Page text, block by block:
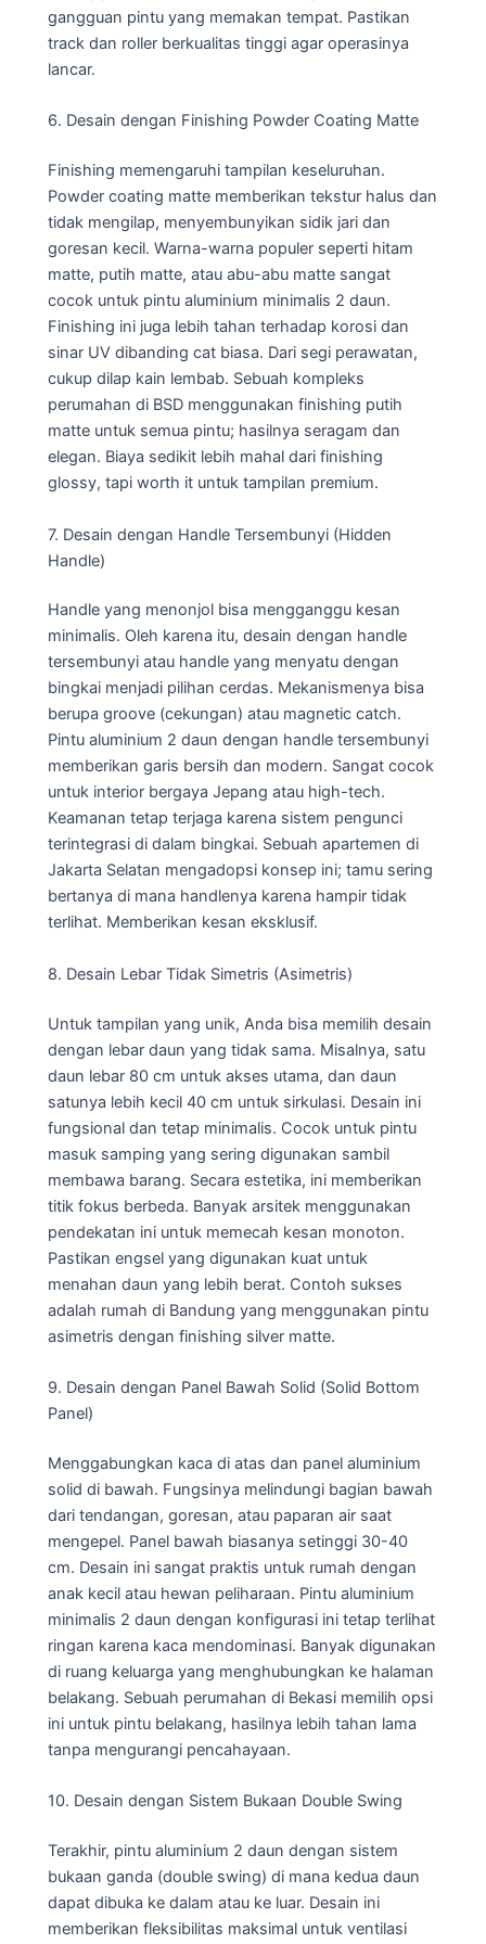
gangguan pintu yang memakan tempat. Pastikan
track dan roller berkualitas tinggi agar operasinya
lancar.
6. Desain dengan Finishing Powder Coating Matte
Finishing memengaruhi tampilan keseluruhan.
Powder coating matte memberikan tekstur halus dan
tidak mengilap, menyembunyikan sidik jari dan
goresan kecil. Warna-warna populer seperti hitam
matte, putih matte, atau abu-abu matte sangat
cocok untuk pintu aluminium minimalis 2 daun.
Finishing ini juga lebih tahan terhadap korosi dan
sinar UV dibanding cat biasa. Dari segi perawatan,
cukup dilap kain lembab. Sebuah kompleks
perumahan di BSD menggunakan finishing putih
matte untuk semua pintu; hasilnya seragam dan
elegan. Biaya sedikit lebih mahal dari finishing
glossy, tapi worth it untuk tampilan premium.
7. Desain dengan Handle Tersembunyi (Hidden
Handle)
Handle yang menonjol bisa mengganggu kesan
minimalis. Oleh karena itu, desain dengan handle
tersembunyi atau handle yang menyatu dengan
bingkai menjadi pilihan cerdas. Mekanismenya bisa
berupa groove (cekungan) atau magnetic catch.
Pintu aluminium 2 daun dengan handle tersembunyi
memberikan garis bersih dan modern. Sangat cocok
untuk interior bergaya Jepang atau high-tech.
Keamanan tetap terjaga karena sistem pengunci
terintegrasi di dalam bingkai. Sebuah apartemen di
Jakarta Selatan mengadopsi konsep ini; tamu sering
bertanya di mana handlenya karena hampir tidak
terlihat. Memberikan kesan eksklusif.
8. Desain Lebar Tidak Simetris (Asimetris)
Untuk tampilan yang unik, Anda bisa memilih desain
dengan lebar daun yang tidak sama. Misalnya, satu
daun lebar 80 cm untuk akses utama, dan daun
satunya lebih kecil 40 cm untuk sirkulasi. Desain ini
fungsional dan tetap minimalis. Cocok untuk pintu
masuk samping yang sering digunakan sambil
membawa barang. Secara estetika, ini memberikan
titik fokus berbeda. Banyak arsitek menggunakan
pendekatan ini untuk memecah kesan monoton.
Pastikan engsel yang digunakan kuat untuk
menahan daun yang lebih berat. Contoh sukses
adalah rumah di Bandung yang menggunakan pintu
asimetris dengan finishing silver matte.
9. Desain dengan Panel Bawah Solid (Solid Bottom
Panel)
Menggabungkan kaca di atas dan panel aluminium
solid di bawah. Fungsinya melindungi bagian bawah
dari tendangan, goresan, atau paparan air saat
mengepel. Panel bawah biasanya setinggi 30-40
cm. Desain ini sangat praktis untuk rumah dengan
anak kecil atau hewan peliharaan. Pintu aluminium
minimalis 2 daun dengan konfigurasi ini tetap terlihat
ringan karena kaca mendominasi. Banyak digunakan
di ruang keluarga yang menghubungkan ke halaman
belakang. Sebuah perumahan di Bekasi memilih opsi
ini untuk pintu belakang, hasilnya lebih tahan lama
tanpa mengurangi pencahayaan.
10. Desain dengan Sistem Bukaan Double Swing
Terakhir, pintu aluminium 2 daun dengan sistem
bukaan ganda (double swing) di mana kedua daun
dapat dibuka ke dalam atau ke luar. Desain ini
memberikan fleksibilitas maksimal untuk ventilasi